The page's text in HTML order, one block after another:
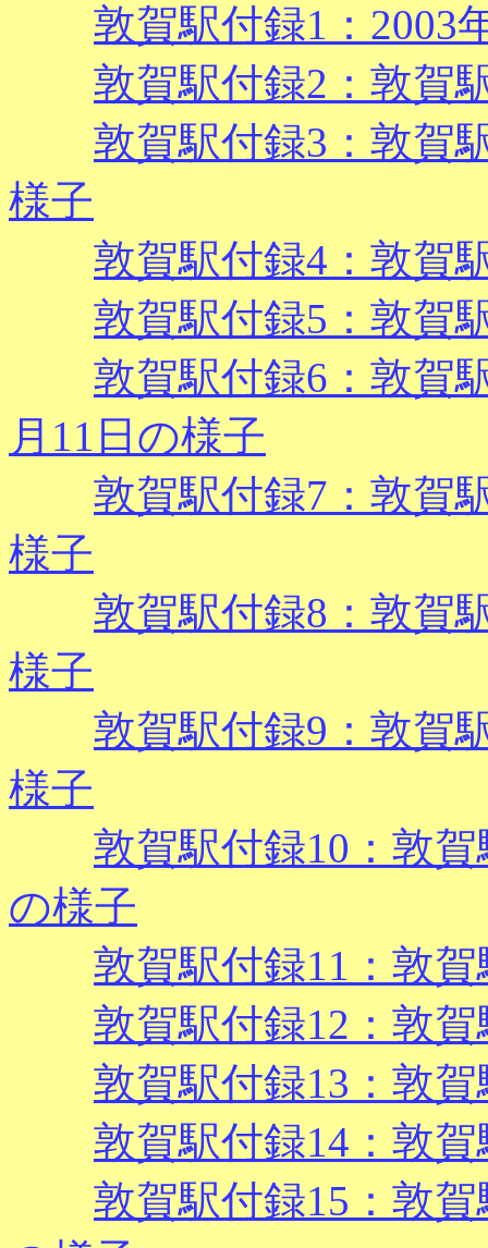
敦賀駅付録1：2003
敦賀駅付録2：敦賀
敦賀駅付録3：敦賀
様子
敦賀駅付録4：敦賀
敦賀駅付録5：敦賀
敦賀駅付録6：敦賀
月11日の様子
敦賀駅付録7：敦賀
様子
敦賀駅付録8：敦賀
様子
敦賀駅付録9：敦賀
様子
敦賀駅付録10：敦
の様子
敦賀駅付録11：敦
敦賀駅付録12：敦
敦賀駅付録13：敦
敦賀駅付録14：敦
敦賀駅付録15：敦